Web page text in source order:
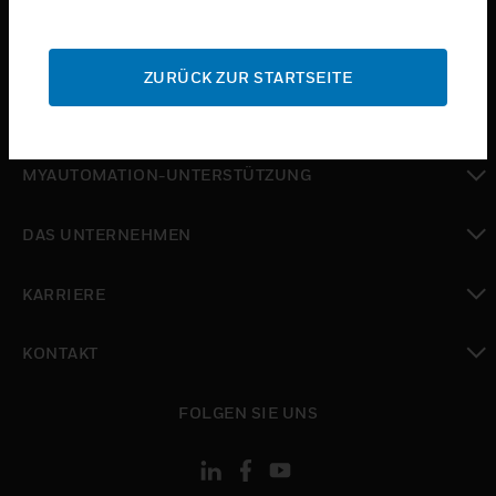
SUPPORT
toggle view
toggle view
MYAUTOMATION-UNTERSTÜTZUNG
DAS UNTERNEHMEN
KARRIERE
KONTAKT
FOLGEN SIE UNS
ZURÜCK ZUR STARTSEITE